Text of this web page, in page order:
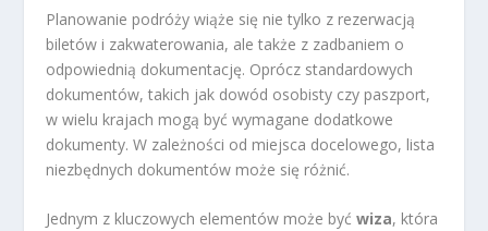
Planowanie podróży wiąże się nie tylko z rezerwacją
biletów i zakwaterowania, ale także z zadbaniem o
odpowiednią dokumentację. Oprócz standardowych
dokumentów, takich jak dowód osobisty czy paszport,
w wielu krajach mogą być wymagane dodatkowe
dokumenty. W zależności od miejsca docelowego, lista
niezbędnych dokumentów może się różnić.
Jednym z kluczowych elementów może byćwiza, która